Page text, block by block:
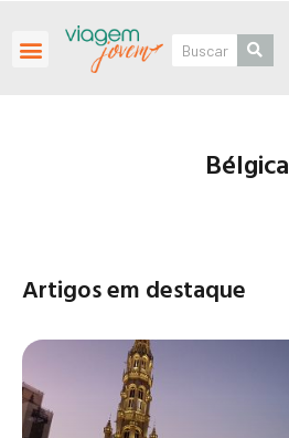
Bélgica
Artigos em destaque